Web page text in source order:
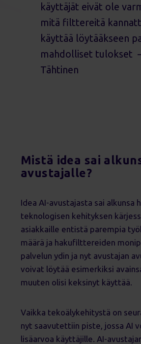
käyttäjät eivät ole
mitä filttereitä
käyttää löytääkseen
mahdolliset tulokset
Tähtinen
Mistä idea sai
avustajalle?
Idea AI-avustajasta sai alkunsa
teknologisen kehityksen
asiakkaille entistä parempia
määrä ja hakufilttereiden
palvelun ydin ja nyt avustajan
voivat löytää esimerkiksi
muuten olisi keksinyt käyttää.
Vaikka tekoälykehitystä on
nyt saavutettiin piste, jossa AI
lisäarvoa käyttäjille. AI-